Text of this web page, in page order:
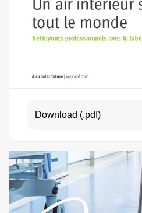
Download (.pdf)